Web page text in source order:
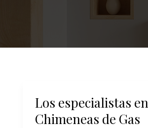
Los especialistas en
Chimeneas de Gas